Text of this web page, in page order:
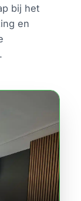
bij het
en